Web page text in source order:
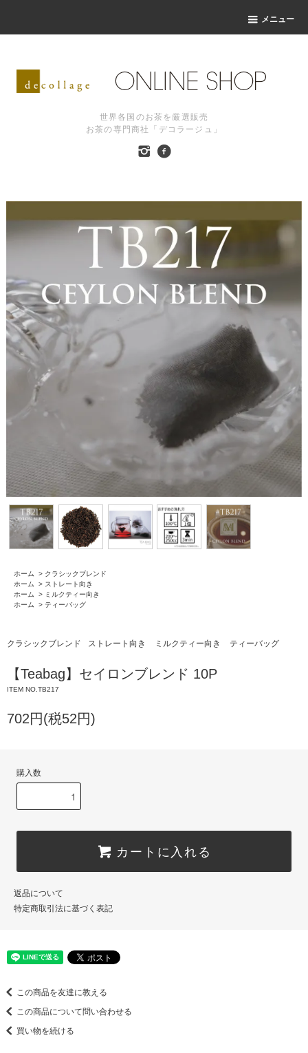
メニュー
世界各国のお茶を厳選販売
お茶の専門商社「デコラージュ」
ホーム > クラシックブレンド
ホーム
> ストレート向き
ホーム
> ミルクティー向き
ホーム
> ティーバッグ
クラシックブレンド ストレート向き ミルクティー向き ティーバッグ
【Teabag】セイロンブレンド 10P
ITEM NO.TB217
702円(税52円)
購入数
カートに入れる
返品について
特定商取引法に基づく表記
この商品を友達に教える
この商品について問い合わせる
買い物を続ける